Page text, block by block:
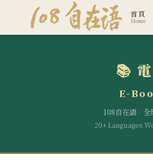
首頁
Home
📚
E-
108自在語 ·
20+ Languages